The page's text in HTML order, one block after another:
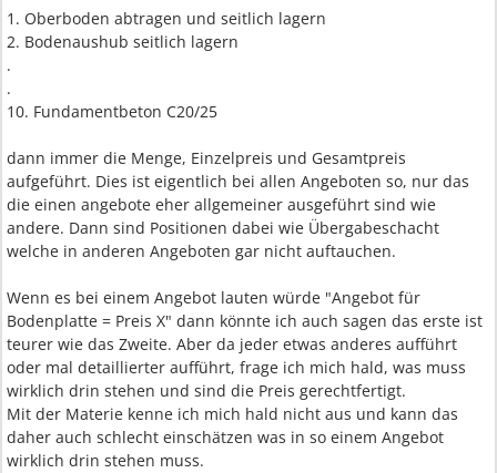
1. Oberboden abtragen und seitlich lagern
2. Bodenaushub seitlich lagern
.
.
10. Fundamentbeton C20/25
dann immer die Menge, Einzelpreis und Gesamtpreis
aufgeführt. Dies ist eigentlich bei allen Angeboten so, nur das
die einen angebote eher allgemeiner ausgeführt sind wie
andere. Dann sind Positionen dabei wie Übergabeschacht
welche in anderen Angeboten gar nicht auftauchen.
Wenn es bei einem Angebot lauten würde "Angebot für
Bodenplatte = Preis X" dann könnte ich auch sagen das erste ist
teurer wie das Zweite. Aber da jeder etwas anderes aufführt
oder mal detaillierter aufführt, frage ich mich hald, was muss
wirklich drin stehen und sind die Preis gerechtfertigt.
Mit der Materie kenne ich mich hald nicht aus und kann das
daher auch schlecht einschätzen was in so einem Angebot
wirklich drin stehen muss.